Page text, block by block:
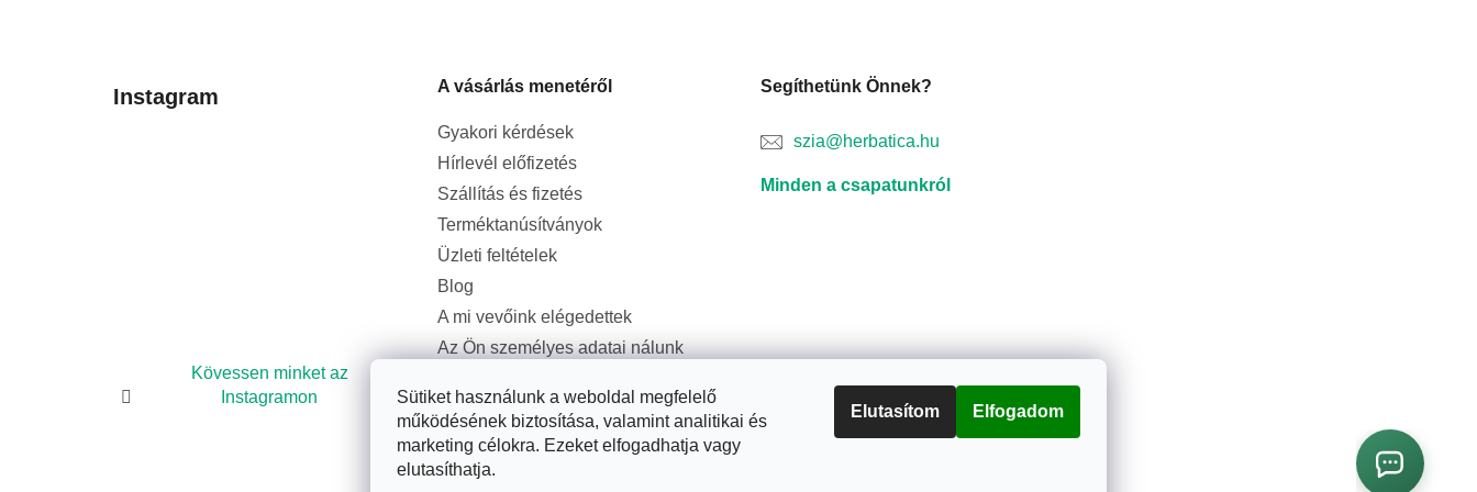
Sütiket használunk a weboldal megfelelő
működésének biztosítása, valamint analitikai és
marketing célokra. Ezeket elfogadhatja vagy
elutasíthatja.
Elutasítom Elfogadom
Instagram
Kövessen minket az
Instagramon
A vásárlás menetéről
Gyakori kérdések
Hírlevél előfizetés
Szállítás és fizetés
Terméktanúsítványok
Üzleti feltételek
Blog
A mi vevőink elégedettek
Az Ön személyes adatai nálunk
Segíthetünk Önnek?
szia@herbatica.hu
Minden a csapatunkról